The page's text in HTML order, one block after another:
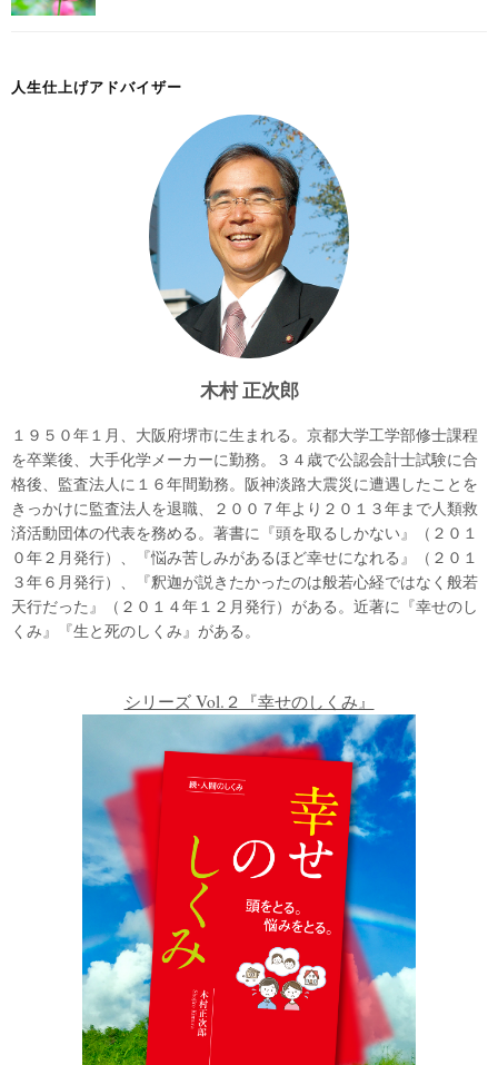
人生仕上げアドバイザー
木村 正次郎
１９５０年１月、大阪府堺市に生まれる。京都大学工学部修士課程
を卒業後、大手化学メーカーに勤務。３４歳で公認会計士試験に合
格後、監査法人に１６年間勤務。阪神淡路大震災に遭遇したことを
きっかけに監査法人を退職、２００７年より２０１３年まで人類救
済活動団体の代表を務める。著書に『頭を取るしかない』（２０１
０年２月発行）、『悩み苦しみがあるほど幸せになれる』（２０１
３年６月発行）、『釈迦が説きたかったのは般若心経ではなく般若
天行だった』（２０１４年１２月発行）がある。近著に『幸せのし
くみ』『生と死のしくみ』がある。
シリーズ Vol.２『幸せのしくみ』